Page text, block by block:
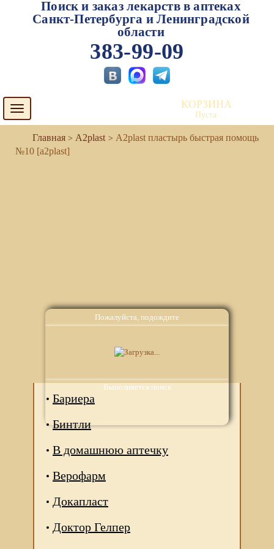
Пожалуйста, подождите
Выполняется поиск
Поиск и заказ лекарств в аптеках
Санкт-Петербурга и Ленинградской
области
383-99-09
Toggle
navigation
КОРЗИНА
Пуста
А2plast
А2plast пластырь быстрая помощь
№10 [a2plast]
Бариера
Бинтли
В домашнюю аптечку
Верофарм
Докапласт
Доктор Гелпер